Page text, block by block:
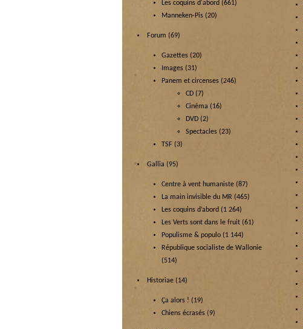
Les coquins d'abord (661)
Manneken-Pis (20)
Forum (69)
Gazettes (20)
Images (31)
Panem et circenses (246)
CD (7)
Cinéma (16)
DVD (2)
Spectacles (23)
TSF (3)
Gallia (95)
Centre à vent humaniste (87)
La main invisible du MR (465)
Les coquins d’abord (1 264)
Les Verts sont dans le fruit (61)
Populisme & populo (1 144)
République socialiste de Wallonie
(514)
Historiae (14)
Ça alors ! (19)
Chiens écrasés (9)